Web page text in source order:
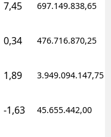
7,45 697.149.838,65
0,34 476.716.870,25
1,89 3.949.094.147,75
-1,63 45.655.442,00